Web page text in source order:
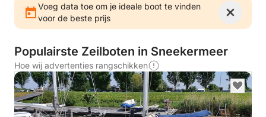
Voeg data toe om je ideale boot te vinden
voor de beste prijs
Populairste Zeilboten in Sneekermeer
Hoe wij advertenties rangschikken